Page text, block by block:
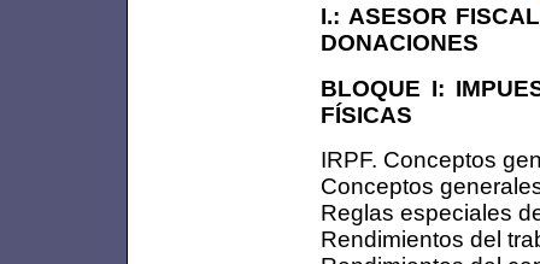
I.: ASESOR
DONACIONES
BLOQUE I:
FÍSICAS
IRPF. Conceptos
Conceptos
Reglas especiales
Rendimientos del